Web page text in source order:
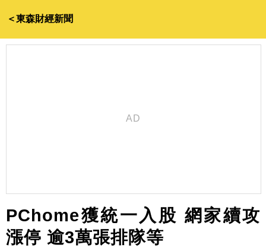
＜東森財經新聞
PChome獲統一入股 網家續攻
漲停 逾3萬張排隊等